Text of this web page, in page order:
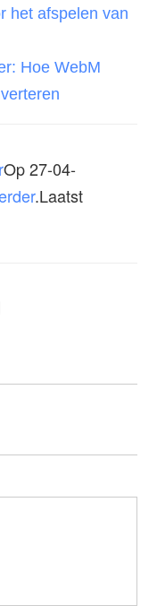
het afspelen van
Hoe WebM
Op27-04-
.Laatst